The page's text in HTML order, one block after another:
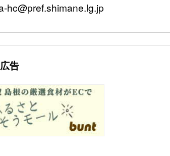
hc@pref.shimane.lg.jp
告